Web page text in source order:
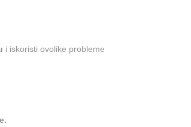
i iskoristi ovolike probleme